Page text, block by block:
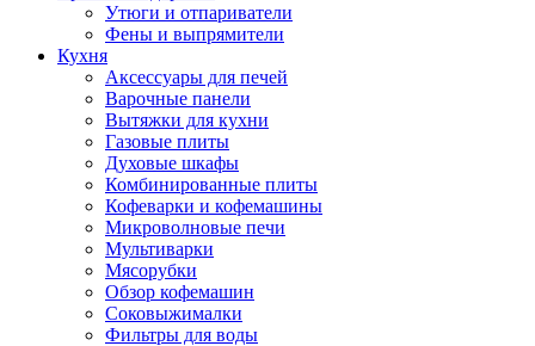
Утюги и отпариватели
Фены и выпрямители
Кухня
Аксессуары для печей
Варочные панели
Вытяжки для кухни
Газовые плиты
Духовые шкафы
Комбинированные плиты
Кофеварки и кофемашины
Микроволновые печи
Мультиварки
Мясорубки
Обзор кофемашин
Соковыжималки
Фильтры для воды